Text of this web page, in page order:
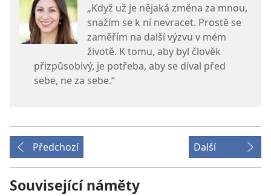
„Když už je nějaká změna za mnou,
snažím se k ní nevracet. Prostě se
zaměřím na další výzvu v mém
životě. K tomu, aby byl člověk
přizpůsobivý, je potřeba, aby se díval před
sebe, ne za sebe.“
Předchozí Další
Související náměty